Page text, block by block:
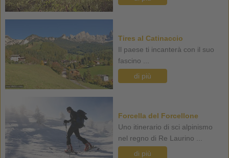
Tires al Catinaccio
Il paese ti incanterà con il suo
fascino ...
di più
Forcella del Forcellone
Uno itinerario di sci alpinismo
nel regno di Re Laurino ...
di più